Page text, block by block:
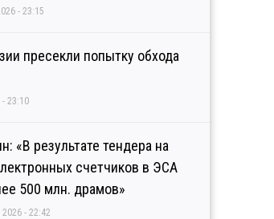
- 23:15
пресекли попытку обхода
- 23:10
«В результате тендера на
счетчиков в ЭСА
500 млн. драмов»
- 22:42